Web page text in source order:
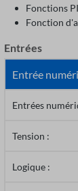
Fonctions
Fonction
Entrées
Entrée
Entrées
Tension :
Logique :